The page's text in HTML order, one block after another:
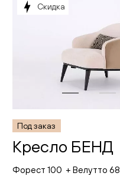
Скидка
Кресло БЕНД
Под заказ
Форест 100 + Велутто 68